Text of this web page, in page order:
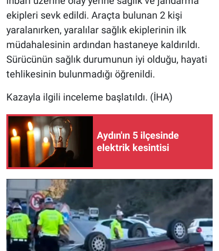
ekipleri sevk edildi. Araçta bulunan 2 kişi
yaralanırken, yaralılar sağlık ekiplerinin ilk
müdahalesinin ardından hastaneye kaldırıldı.
Sürücünün sağlık durumunun iyi olduğu, hayati
tehlikesinin bulunmadığı öğrenildi.
Kazayla ilgili inceleme başlatıldı. (İHA)
Aydın'ın 5 ilçesinde
elektrik kesintisi